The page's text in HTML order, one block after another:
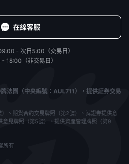
在線客服
- 次日5:00（交易日）
18:00（非交易日）
法團（中央編號：AUL711），提供証券交易
、期貨合約交易牌照（第2號）、就證券提供意
意見牌照（第5號）、提供資產管理牌照（第9
所有